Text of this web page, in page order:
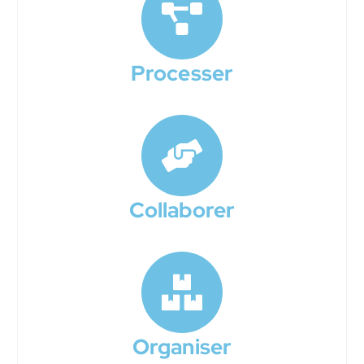
Processer
Collaborer
Organiser